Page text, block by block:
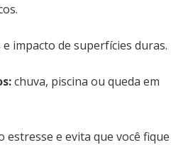
impacto de superfícies duras.
chuva, piscina ou queda em
e evita que você fique